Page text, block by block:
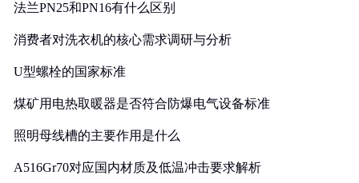
法兰PN25和PN16有什么区别
消费者对洗衣机的核心需求调研与分析
U型螺栓的国家标准
煤矿用电热取暖器是否符合防爆电气设备标准
照明母线槽的主要作用是什么
A516Gr70对应国内材质及低温冲击要求解析